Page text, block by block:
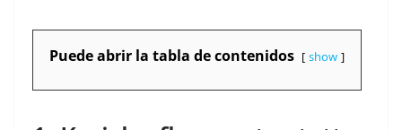
Puede abrir la tabla de contenidos show